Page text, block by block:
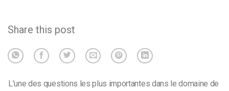
Share this post
L’une des questions les plus importantes dans le domaine de